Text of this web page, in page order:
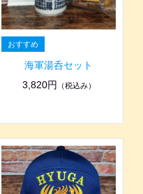
海軍湯呑セット
3,820円
（税込み）